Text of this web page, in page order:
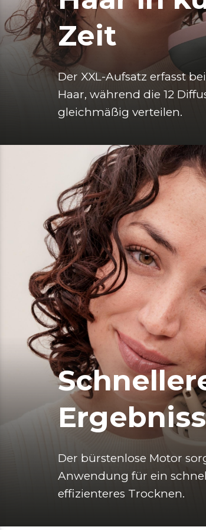
Zeit
Der XXL-Aufsatz erfasst
Haar, während die 12
gleichmäßig verteilen.
Der bürstenlose Motor
Anwendung für ein
effizienteres Trocknen.